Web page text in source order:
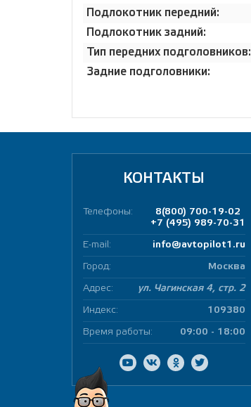
Подлокотник передний:
Подлокотник задний:
Тип передних подголовников:
Задние подголовники:
КОНТАКТЫ
Телефоны:
8(800) 700-19-02
+7 (495) 989-70-31
E-mail: info@avtopilot1.ru
Город: Москва
Адрес: ул. Чагинская 4, стр. 2
Индекс: 109380
Время работы: 09:00 - 18:00